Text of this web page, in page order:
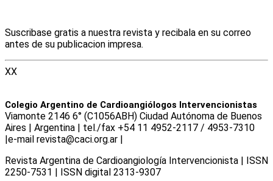
Suscribase gratis a nuestra revista y recibala en su correo
antes de su publicacion impresa.
XX
Colegio Argentino de Cardioangiólogos Intervencionistas
Viamonte 2146 6° (C1056ABH) Ciudad Autónoma de Buenos
Aires | Argentina | tel./fax +54 11 4952-2117 / 4953-7310
|e-mail revista@caci.org.ar |
Revista Argentina de Cardioangiologí­a Intervencionista | ISSN
2250-7531 | ISSN digital 2313-9307